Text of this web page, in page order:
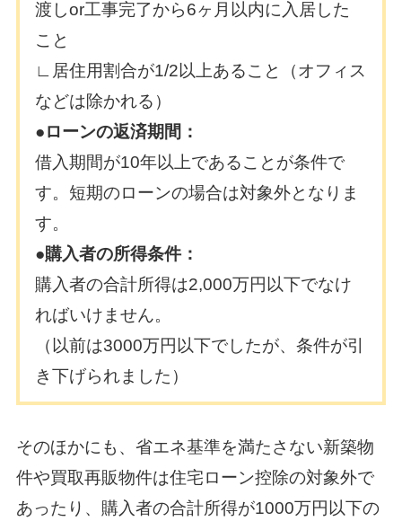
渡しor工事完了から6ヶ月以内に入居した
こと
∟居住用割合が1/2以上あること（オフィス
などは除かれる）
●ローンの返済期間：
借入期間が10年以上であることが条件で
す。短期のローンの場合は対象外となりま
す。
●購入者の所得条件：
購入者の合計所得は2,000万円以下でなけ
ればいけません。
（以前は3000万円以下でしたが、条件が引
き下げられました）
そのほかにも、省エネ基準を満たさない新築物
件や買取再販物件は住宅ローン控除の対象外で
あったり、 購入者の合計所得が1000万円以下の